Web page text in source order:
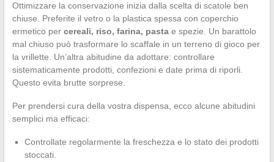
Ottimizzare la conservazione inizia dalla scelta di scatole ben
chiuse. Preferite il vetro o la plastica spessa con coperchio
ermetico per cereali, riso, farina, pastae spezie. Un barattolo
mal chiuso può trasformare lo scaffale in un terreno di gioco per
la vrillette. Un’altra abitudine da adottare: controllare
sistematicamente prodotti, confezioni e date prima di riporli.
Questo evita brutte sorprese.
Per prendersi cura della vostra dispensa, ecco alcune abitudini
semplici ma efficaci:
Controllate regolarmente la freschezza e lo stato dei prodotti
stoccati.